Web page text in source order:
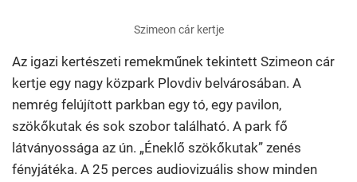
Szimeon cár kertje
Az igazi kertészeti remekműnek tekintett Szimeon cár
kertje egy nagy közpark Plovdiv belvárosában. A
nemrég felújított parkban egy tó, egy pavilon,
szökőkutak és sok szobor található. A park fő
látványossága az ún. „Éneklő szökőkutak” zenés
fényjátéka. A 25 perces audiovizuális show minden